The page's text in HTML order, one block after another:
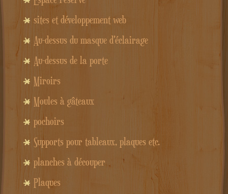
sites et développement web
Au-dessus du masque d'éclairage
Au-dessus de la porte
Miroirs
Moules à gâteaux
pochoirs
Supports pour tableaux, plaques etc.
planches à découper
Plaques